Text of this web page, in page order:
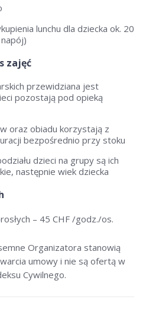
lunchu dla dziecka ok. 20
zajęć
przewidziana jest
pozostają pod opieką
oraz obiadu korzystają z
bezpośrednio przy stoku
dzieci na grupy są ich
następnie wiek dziecka
– 45 CHF /godz./os.
Organizatora stanowią
umowy i nie są ofertą w
Cywilnego.